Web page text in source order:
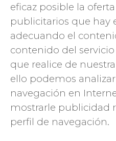
eficaz posible la
publicitarios que hay
adecuando el
contenido del
que realice de
ello podemos
navegación en
mostrarle publicidad
perfil de navegación.